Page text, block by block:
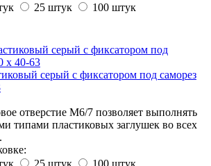
25 штук
100 штук
серый с фиксатором под саморез
отверстие M6/7 позволяет выполнять
типами пластиковых заглушек во всех
25 штук
100 штук